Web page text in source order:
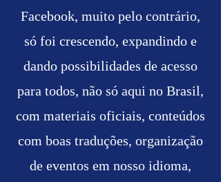
Facebook, muito pelo contrário,
só foi crescendo, expandindo e
dando possibilidades de acesso
para todos, não só aqui no Brasil,
com materiais oficiais, conteúdos
com boas traduções, organização
de eventos em nosso idioma,